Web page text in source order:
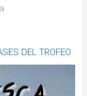
DEL TROFEO